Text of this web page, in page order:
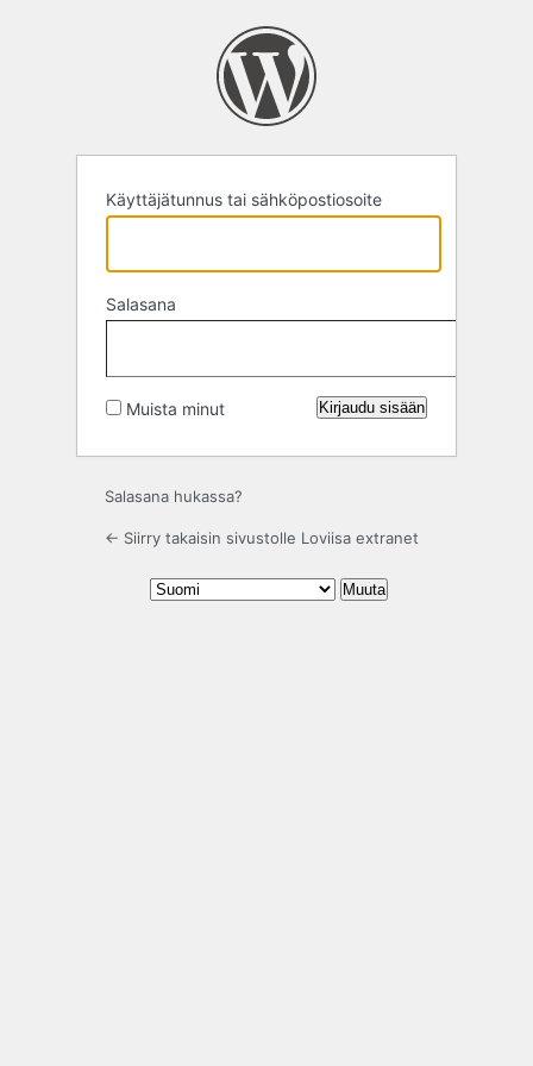
Käyttäjätunnus tai sähköpostiosoite
Salasana
Muista minut
Salasana hukassa?
← Siirry takaisin sivustolle Loviisa extranet
Kieli